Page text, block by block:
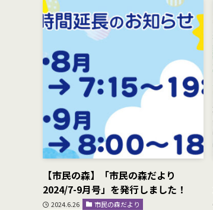
【市民の森】「市民の森だより
2024/7-9月号」を発行しました！
2024.6.26
市民の森だより